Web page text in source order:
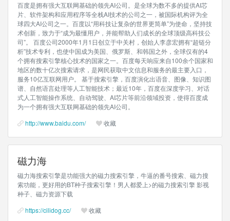
百度是拥有强大互联网基础的领先AI公司。是全球为数不多的提供AI芯
片、软件架构和应用程序等全栈AI技术的公司之一，被国际机构评为全
球四大AI公司之一。百度以“用科技让复杂的世界更简单”为使命，坚持技
术创新，致力于“成为最懂用户，并能帮助人们成长的全球顶级高科技公
司”。 百度公司2000年1月1日创立于中关村，创始人李彦宏拥有“超链分
析”技术专利，也使中国成为美国、俄罗斯、和韩国之外，全球仅有的4
个拥有搜索引擎核心技术的国家之一。百度每天响应来自100余个国家和
地区的数十亿次搜索请求，是网民获取中文信息和服务的最主要入口，
服务10亿互联网用户。 基于搜索引擎，百度演化出语音、图像、知识图
谱、自然语言处理等人工智能技术；最近10年，百度在深度学习、对话
式人工智能操作系统、自动驾驶、AI芯片等前沿领域投资，使得百度成
为一个拥有强大互联网基础的领先AI公司。
http://www.baidu.com/
收藏
磁力海
磁力海搜索引擎是功能强大的磁力搜索引擎，牛逼的番号搜索、磁力搜
索功能，更好用的BT种子搜索引擎！男人都爱上>的磁力搜索引擎 影视
种子、磁力资源下载
https://cilidog.cc/
收藏